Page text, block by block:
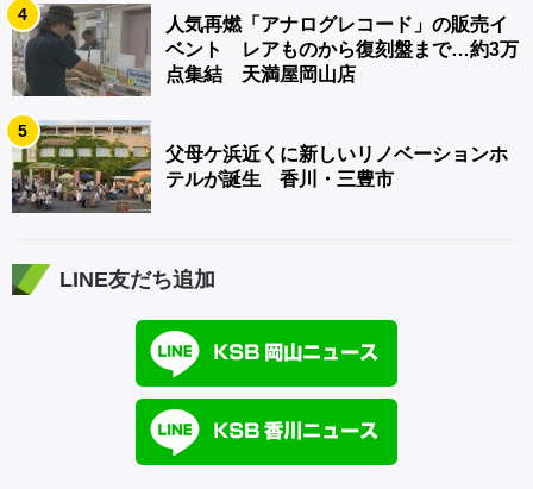
4
人気再燃「アナログレコード」の販売イ
ベント レアものから復刻盤まで…約3万
点集結 天満屋岡山店
5
父母ケ浜近くに新しいリノベーションホ
テルが誕生 香川・三豊市
LINE友だち追加